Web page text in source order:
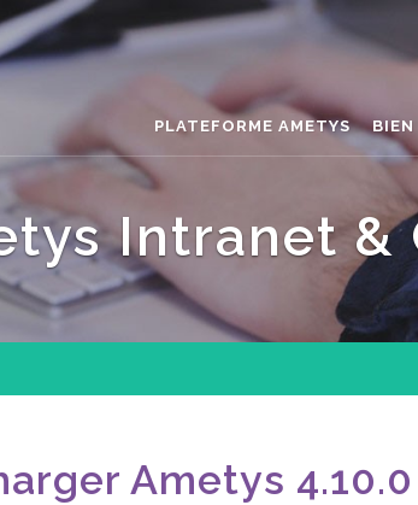
PLATEFORME AMETYS BIEN
Intranet
Ametys 4.10.0